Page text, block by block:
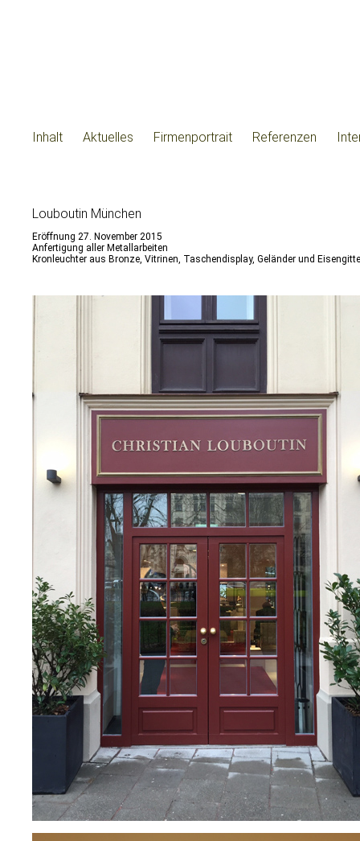
Inhalt Aktuelles Firmenportrait Referenzen
Louboutin München
Eröffnung 27. November 2015
Anfertigung aller Metallarbeiten
Kronleuchter aus Bronze, Vitrinen, Taschendisplay, Geländer und